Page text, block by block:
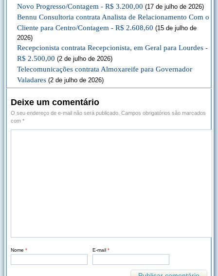
Novo Progresso/Contagem - R$ 3.200,00 (17 de julho de 2026)
Bennu Consultoria contrata Analista de Relacionamento Com o
Cliente para Centro/Contagem - R$ 2.608,60 (15 de julho de
2026)
Recepcionista contrata Recepcionista, em Geral para Lourdes -
R$ 2.500,00 (2 de julho de 2026)
Telecomunicações contrata Almoxareife para Governador
Valadares (2 de julho de 2026)
Deixe um comentário
O seu endereço de e-mail não será publicado. Campos obrigatórios são marcados
com *
Nome * E-mail *